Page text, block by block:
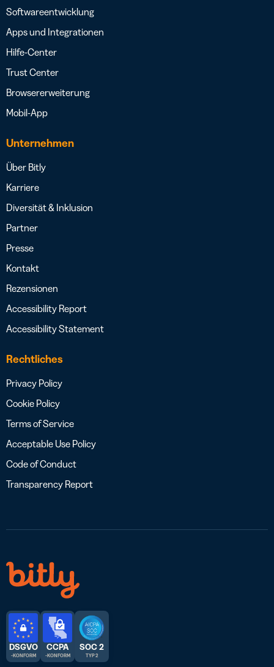
Softwareentwicklung
Apps und Integrationen
Hilfe-Center
Trust Center
Browsererweiterung
Mobil-App
Unternehmen
Über Bitly
Karriere
Diversität & Inklusion
Partner
Presse
Kontakt
Rezensionen
Accessibility Report
Accessibility Statement
Rechtliches
Privacy Policy
Cookie Policy
Terms of Service
Acceptable Use Policy
Code of Conduct
Transparency Report
DSGVO
-KONFORM
CCPA
-KONFORM
SOC 2
TYP 2